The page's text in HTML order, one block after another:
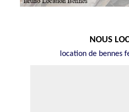
NOUS
location de bennes